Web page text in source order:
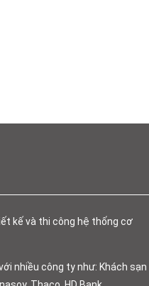
kế và thi công hệ thống cơ
nhiều công ty như: Khách sạn